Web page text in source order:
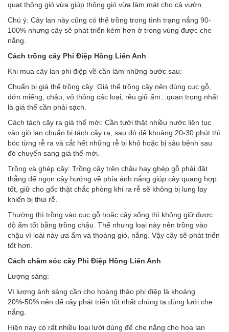
quạt thông gió vừa giúp thông gió vừa làm mát cho cả vườn.
Chú ý: Cây lan này cũng có thể trồng trong tình trạng nắng 90-
100% nhưng cây sẽ phát triển kém hơn ở trong vùng được che
nắng.
Cách trồng cây Phi Điệp Hồng Liên Anh
Khi mua cây lan phi điệp về cần làm những bước sau:
Chuẩn bị giá thể trồng cây: Giá thể trồng cây nên dùng cục gỗ,
dớn miếng, chậu, vỏ thông các loại, rêu giữ ẩm...quan trọng nhất
là giá thể cần phải sạch.
Cách tách cây ra giá thể mới: Cần tưới thật nhiều nước liên tục
vào giò lan chuẩn bị tách cây ra, sau đó để khoảng 20-30 phút thì
bóc từng rễ ra và cắt hết những rễ bị khô hoặc bị sâu bệnh sau
đó chuyển sang giá thể mới.
Trồng và ghép cây: Trồng cây trên chậu hay ghép gỗ phải đặt
thẳng để ngọn cây hướng về phía ánh nắng giúp cây quang hợp
tốt, giữ cho gốc thật chắc phòng khi ra rễ sẽ không bị lung lay
khiến bị thui rễ.
Thường thì trồng vào cục gỗ hoặc cây sống thì không giữ được
độ ẩm tốt bằng trồng chậu. Thế nhưng loại này nên trồng vào
chậu vì loài này ưa ẩm và thoáng gió, nắng. Vậy cây sẽ phát triển
tốt hơn.
Cách chăm sóc cây Phi Điệp Hồng Liên Anh
Lượng sáng:
Vì lượng ánh sáng cần cho hoàng thảo phi điệp là khoảng
20%-50% nên để cây phát triển tốt nhất chúng ta dùng lưới che
nắng.
Hiện nay có rất nhiều loại lưới dùng để che nắng cho hoa lan